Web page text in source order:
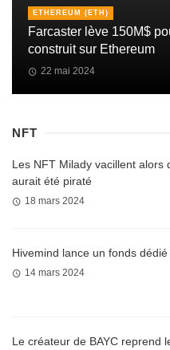
ETHEREUM (ETH)
Farcaster lève 150M$
construit sur Ethereum
22 mai 2024
NFT
Les NFT Milady vacillent alors
aurait été piraté
18 mars 2024
Hivemind lance un fonds
14 mars 2024
Le créateur de BAYC reprend